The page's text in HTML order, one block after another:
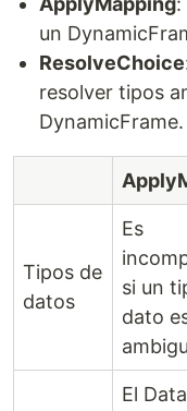
un
ResolveChoice
resolver tipos
DynamicFrame.
Tipos de
datos
Es
si un
dato
El